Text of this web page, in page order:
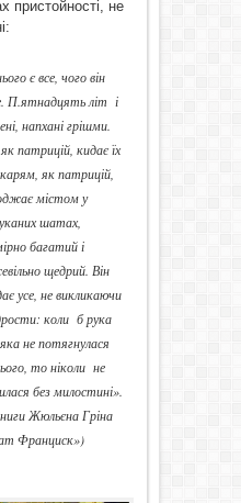
пристойності, не
є все, чого він
П.ятнадцять літ і
напхані грішми.
патрицій, кидає їх
як патрицій,
містом у
шатах,
багатий і
щедрий. Він
усе, не викликаючи
коли б рука
не потягнулася
то ніколи не
без милостині».
Жюльєна Гріна
Франциск»)